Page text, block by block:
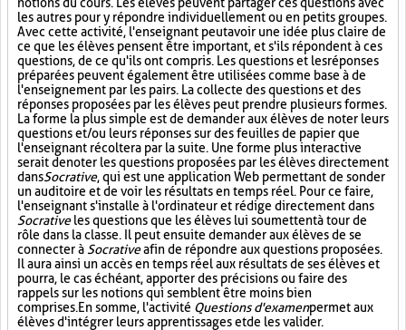
les autres pour y répondre individuellement ou en petits groupes.
Avec cette activité, l'enseignant peut avoir une idée plus claire de
ce que les élèves pensent être important, et s'ils répondent à ces
questions, de ce qu'ils ont compris. Les questions et les réponses
préparées peuvent également être utilisées comme base à de
l'enseignement par les pairs. La collecte des questions et des
réponses proposées par les élèves peut prendre plusieurs formes.
La forme la plus simple est de demander aux élèves de noter leurs
questions et/ou leurs réponses sur des feuilles de papier que
l'enseignant récoltera par la suite. Une forme plus interactive
serait de noter les questions proposées par les élèves directement
dansSocrative, qui est une application Web permettant de sonder
un auditoire et de voir les résultats en temps réel. Pour ce faire,
l'enseignant s'installe à l'ordinateur et rédige directement dans
Socrativeles questions que les élèves lui soumettent à tour de
rôle dans la classe. Il peut ensuite demander aux élèves de se
connecter à Socrativeafin de répondre aux questions proposées.
Il aura ainsi un accès en temps réel aux résultats de ses élèves et
pourra, le cas échéant, apporter des précisions ou faire des
rappels sur les notions qui semblent être moins bien
comprises. En somme, l'activité Questions d'examenpermet aux
élèves d'intégrer leurs apprentissages et de les valider.